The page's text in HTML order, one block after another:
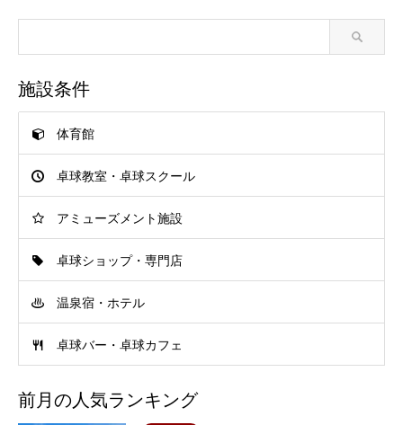
施設条件
体育館
卓球教室・卓球スクール
アミューズメント施設
卓球ショップ・専門店
温泉宿・ホテル
卓球バー・卓球カフェ
前月の人気ランキング